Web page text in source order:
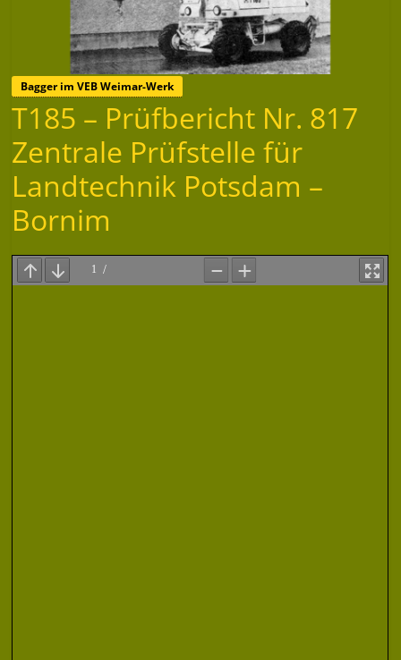
Bagger im VEB Weimar-Werk
T185 – Prüfbericht Nr. 817
Zentrale Prüfstelle für
Landtechnik Potsdam –
Bornim